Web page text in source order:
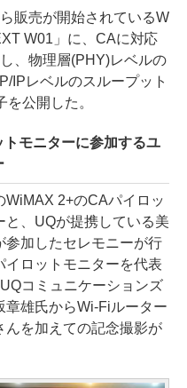
販売が開始されているW
W01」に、CAに対応
、物理層(PHY)レベルの
IPレベルのスループット
公開した。
モニターに参加するユ
2+のCAパイロッ
と、UQが提携している美
参加したセレモニーが行
イロットモニターを代表
コミュニケーションズ
雄氏からWi-Fiルーター
んを加えての記念撮影が